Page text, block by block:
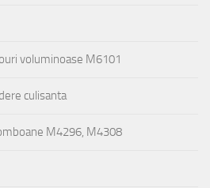
voluminoase M6101
culisanta
M4296, M4308